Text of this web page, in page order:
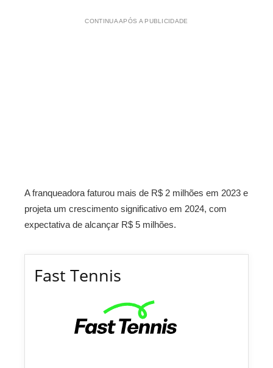
CONTINUA APÓS A PUBLICIDADE
A franqueadora faturou mais de R$ 2 milhões em 2023 e
projeta um crescimento significativo em 2024, com
expectativa de alcançar R$ 5 milhões.
Fast Tennis